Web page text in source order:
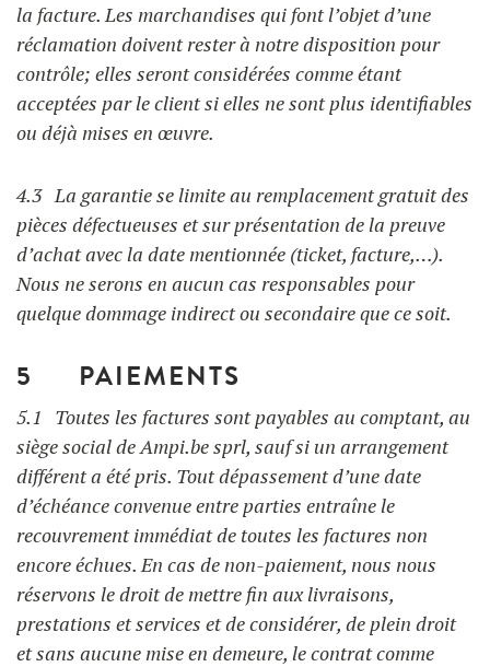
la facture. Les marchandises qui font l’objet d’une
réclamation doivent rester à notre disposition pour
contrôle; elles seront considérées comme étant
acceptées par le client si elles ne sont plus identifiables
ou déjà mises en œuvre.
4.3 La garantie se limite au remplacement gratuit des
pièces défectueuses et sur présentation de la preuve
d’achat avec la date mentionnée (ticket, facture,…).
Nous ne serons en aucun cas responsables pour
quelque dommage indirect ou secondaire que ce soit.
5 PAIEMENTS
5.1 Toutes les factures sont payables au comptant, au
siège social de Ampi.be sprl, sauf si un arrangement
différent a été pris. Tout dépassement d’une date
d’échéance convenue entre parties entraîne le
recouvrement immédiat de toutes les factures non
encore échues. En cas de non-paiement, nous nous
réservons le droit de mettre fin aux livraisons,
prestations et services et de considérer, de plein droit
et sans aucune mise en demeure, le contrat comme